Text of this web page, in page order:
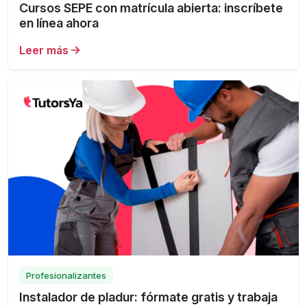
Cursos SEPE con matrícula abierta: inscríbete
en línea ahora
Leer más
Profesionalizantes
Instalador de pladur: fórmate gratis y trabaja